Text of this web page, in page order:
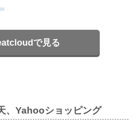
で見る
Yahooショッピング